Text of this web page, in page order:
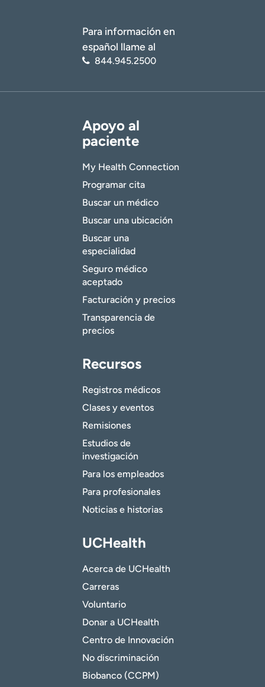
Para información en
español llame al
844.945.2500
Apoyo al
paciente
My Health Connection
Programar cita
Buscar un médico
Buscar una ubicación
Buscar una
especialidad
Seguro médico
aceptado
Facturación y precios
Transparencia de
precios
Recursos
Registros médicos
Clases y eventos
Remisiones
Estudios de
investigación
Para los empleados
Para profesionales
Noticias e historias
UCHealth
Acerca de UCHealth
Carreras
Voluntario
Donar a UCHealth
Centro de Innovación
No discriminación
Biobanco (CCPM)